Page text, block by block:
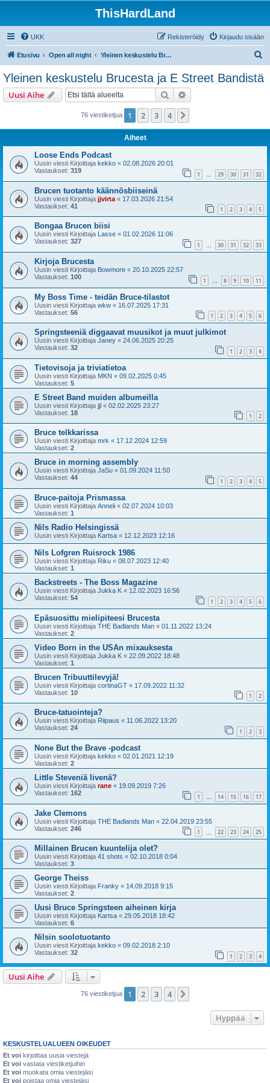
ThisHardLand
UKK Kirjaudu sisään
Rekisteröidy
Etusivu Open all night Yleinen keskustelu Brucesta ja E Street Bandistä
s
Yleinen keskustelu Brucesta ja E Street Bandistä
Uusi Aihe Etsi
76 viestiketjua 1 2 3 4
Aiheet
Loose Ends Podcast
Uusin viesti Kirjoittaja kekko « 02.08.2026 20:01
Vastaukset: 319 1 … 29 30 31 32
Brucen tuotanto käännösbiiseinä
Uusin viesti Kirjoittaja jjvirta « 17.03.2026 21:54
Vastaukset: 41 1 2 3 4 5
Bongaa Brucen biisi
Uusin viesti Kirjoittaja Lasse « 01.02.2026 11:06
Vastaukset: 327 1 … 30 31 32 33
Kirjoja Brucesta
Uusin viesti Kirjoittaja Bowmore « 20.10.2025 22:57
Vastaukset: 100 1 … 8 9 10 11
My Boss Time - teidän Bruce-tilastot
Uusin viesti Kirjoittaja wkw « 16.07.2025 17:31
Vastaukset: 56 1 2 3 4 5 6
Springsteeniä diggaavat muusikot ja muut julkimot
Uusin viesti Kirjoittaja Janey « 24.06.2025 20:25
Vastaukset: 32 1 2 3 4
Tietovisoja ja triviatietoa
Uusin viesti Kirjoittaja MKN « 09.02.2025 0:45
Vastaukset: 5
E Street Band muiden albumeilla
Uusin viesti Kirjoittaja jjl « 02.02.2025 23:27
Vastaukset: 18 1 2
Bruce telkkarissa
Uusin viesti Kirjoittaja mrk « 17.12.2024 12:59
Vastaukset: 2
Bruce in morning assembly
Uusin viesti Kirjoittaja JaSu « 01.09.2024 11:50
Vastaukset: 44 1 2 3 4 5
Bruce-paitoja Prismassa
Uusin viesti Kirjoittaja Anneli « 02.07.2024 10:03
Vastaukset: 1
Nils Radio Helsingissä
Uusin viesti Kirjoittaja Kartsa « 12.12.2023 12:16
Nils Lofgren Ruisrock 1986
Uusin viesti Kirjoittaja Riku « 08.07.2023 12:40
Vastaukset: 1
Backstreets - The Boss Magazine
Uusin viesti Kirjoittaja Jukka K « 12.02.2023 16:56
Vastaukset: 54 1 2 3 4 5 6
Epäsuosittu mielipiteesi Brucesta
Uusin viesti Kirjoittaja THE Badlands Man « 01.11.2022 13:24
Vastaukset: 2
Video Born in the USAn mixauksesta
Uusin viesti Kirjoittaja Jukka K « 22.09.2022 18:48
Vastaukset: 1
Brucen Tribuuttilevyjä!
Uusin viesti Kirjoittaja cortinaGT « 17.09.2022 11:32
Vastaukset: 10 1 2
Bruce-tatuointeja?
Uusin viesti Kirjoittaja Riipaus « 11.06.2022 13:20
Vastaukset: 24 1 2 3
None But the Brave -podcast
Uusin viesti Kirjoittaja kekko « 02.01.2021 12:19
Vastaukset: 2
Little Steveniä livenä?
Uusin viesti Kirjoittaja rane « 19.09.2019 7:26
Vastaukset: 162 1 … 14 15 16 17
Jake Clemons
Uusin viesti Kirjoittaja THE Badlands Man « 22.04.2019 23:55
Vastaukset: 246 1 22 23 24 25
Millainen Brucen kuuntelija olet?
Uusin viesti Kirjoittaja 41 shots « 02.10.2018 0:04
Vastaukset: 3
George Theiss
Uusin viesti Kirjoittaja Franky « 14.09.2018 9:15
Vastaukset: 2
Uusi Bruce Springsteen aiheinen kirja
Uusin viesti Kirjoittaja Kartsa « 29.05.2018 18:42
Vastaukset: 6
Nilsin soolotuotanto
Uusin viesti Kirjoittaja kekko « 09.02.2018 2:10
Vastaukset: 32 1 2 3 4
Uusi Aihe
76 viestiketjua 1 2 3 4
Hyppää
KESKUSTELUALUEEN OIKEUDET
Et voi kirjoittaa uusia viestejä
Et voi vastata viestiketjuihin
Et voi muokata omia viestejäsi
Et voi poistaa omia viestejäsi